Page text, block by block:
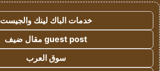
خدمات الباك لينك والجيست
guest post مقال ضيف
سوق العرب